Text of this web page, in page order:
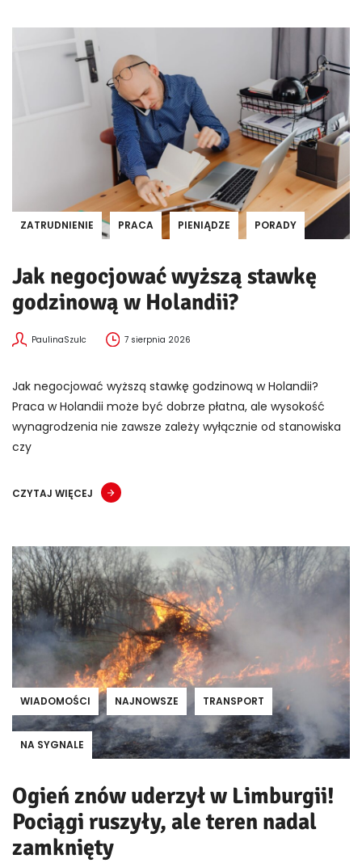
ZATRUDNIENIE PRACA PIENIĄDZE PORADY
Jak negocjować wyższą stawkę
godzinową w Holandii?
PaulinaSzulc 7 sierpnia 2026
Jak negocjować wyższą stawkę godzinową w Holandii?
Praca w Holandii może być dobrze płatna, ale wysokość
wynagrodzenia nie zawsze zależy wyłącznie od stanowiska
czy
CZYTAJ WIĘCEJ
WIADOMOŚCI NAJNOWSZE TRANSPORT
NA SYGNALE
Ogień znów uderzył w Limburgii!
Pociągi ruszyły, ale teren nadal
zamknięty